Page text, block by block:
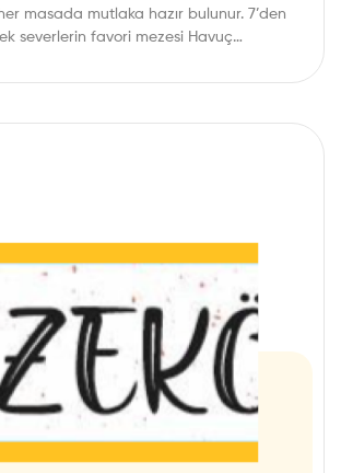
masada mutlaka hazır bulunur. 7’den
severlerin favori mezesi Havuç…